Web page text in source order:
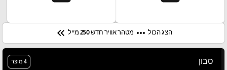
הצג הכול more_horiz מטהר אוויר חדש 250 מייל keyboard_double_arrow_left
סבון 4 מוצר